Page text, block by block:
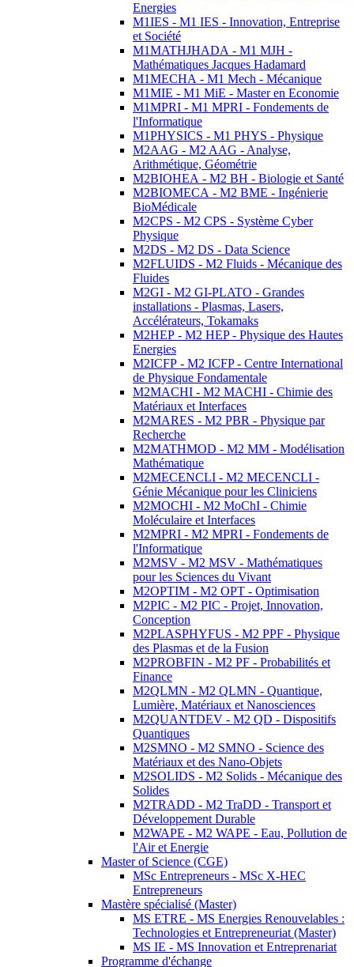
Energies
M1IES - M1 IES - Innovation, Entreprise
et Société
M1MATHJHADA - M1 MJH -
Mathématiques Jacques Hadamard
M1MECHA - M1 Mech - Mécanique
M1MIE - M1 MiE - Master en Economie
M1MPRI - M1 MPRI - Fondements de
l'Informatique
M1PHYSICS - M1 PHYS - Physique
M2AAG - M2 AAG - Analyse,
Arithmétique, Géométrie
M2BIOHEA - M2 BH - Biologie et Santé
M2BIOMECA - M2 BME - Ingénierie
BioMédicale
M2CPS - M2 CPS - Système Cyber
Physique
M2DS - M2 DS - Data Science
M2FLUIDS - M2 Fluids - Mécanique des
Fluides
M2GI - M2 GI-PLATO - Grandes
installations - Plasmas, Lasers,
Accélérateurs, Tokamaks
M2HEP - M2 HEP - Physique des Hautes
Energies
M2ICFP - M2 ICFP - Centre International
de Physique Fondamentale
M2MACHI - M2 MACHI - Chimie des
Matériaux et Interfaces
M2MARES - M2 PBR - Physique par
Recherche
M2MATHMOD - M2 MM - Modélisation
Mathématique
M2MECENCLI - M2 MECENCLI -
Génie Mécanique pour les Cliniciens
M2MOCHI - M2 MoChI - Chimie
Moléculaire et Interfaces
M2MPRI - M2 MPRI - Fondements de
l'Informatique
M2MSV - M2 MSV - Mathématiques
pour les Sciences du Vivant
M2OPTIM - M2 OPT - Optimisation
M2PIC - M2 PIC - Projet, Innovation,
Conception
M2PLASPHYFUS - M2 PPF - Physique
des Plasmas et de la Fusion
M2PROBFIN - M2 PF - Probabilités et
Finance
M2QLMN - M2 QLMN - Quantique,
Lumière, Matériaux et Nanosciences
M2QUANTDEV - M2 QD - Dispositifs
Quantiques
M2SMNO - M2 SMNO - Science des
Matériaux et des Nano-Objets
M2SOLIDS - M2 Solids - Mécanique des
Solides
M2TRADD - M2 TraDD - Transport et
Développement Durable
M2WAPE - M2 WAPE - Eau, Pollution de
l'Air et Energie
Master of Science (CGE)
MSc Entrepreneurs - MSc X-HEC
Entrepreneurs
Mastère spécialisé (Master)
MS ETRE - MS Energies Renouvelables :
Technologies et Entrepreneuriat (Master)
MS IE - MS Innovation et Entreprenariat
Programme d'échange